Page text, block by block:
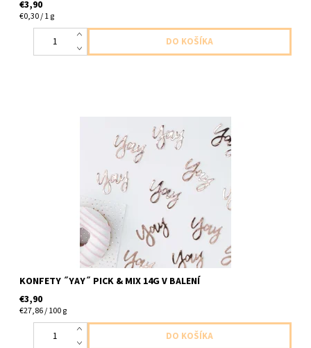
€3,90
€0,30 / 1 g
papierové konfety YAY ruzova zlate 14g v baleni
KONFETY ˝YAY˝ PICK & MIX 14G V BALENÍ
€3,90
€27,86 / 100 g